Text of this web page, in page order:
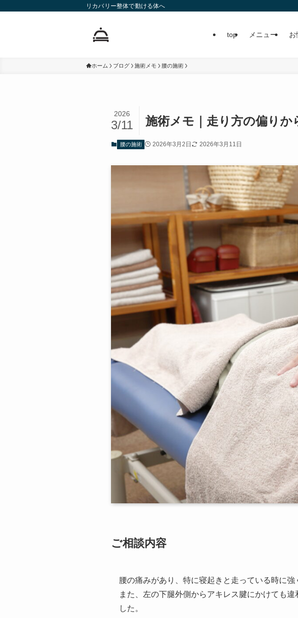
リカバリー整体で動ける体へ
top メニュー お
ホーム ブログ 施術メモ 腰の施術
施術メモ｜走り方の偏りか
2026
3/11
腰の施術 2026年3月2日 2026年3月11日
ご相談内容
腰の痛みがあり、特に寝起きと走っている時に強
また、左の下腿外側からアキレス腱にかけても
した。